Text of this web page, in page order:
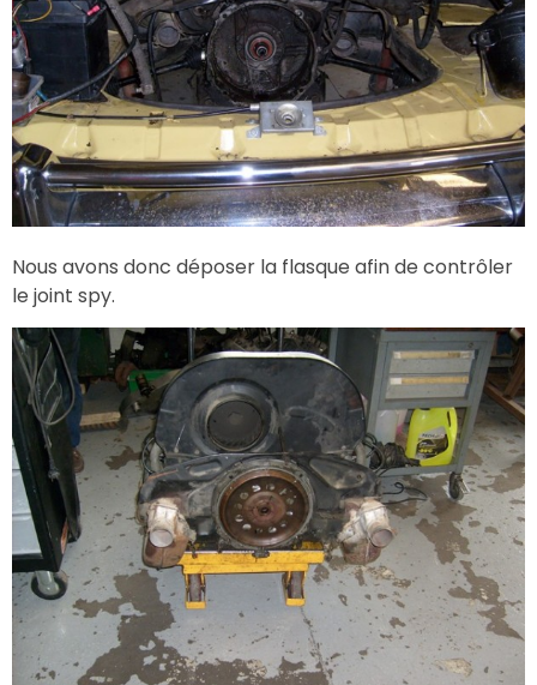
Nous avons donc déposer la flasque afin de contrôler
le joint spy.